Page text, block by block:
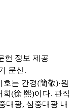
헌 정보 제공
문신.
는 간경(簡敬)·원
(徐 熙)이다. 관직
대광, 삼중대광 내